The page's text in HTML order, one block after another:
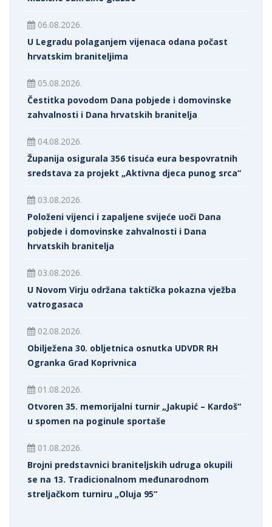
06.08.2026.
U Legradu polaganjem vijenaca odana počast
hrvatskim braniteljima
05.08.2026.
Čestitka povodom Dana pobjede i domovinske
zahvalnosti i Dana hrvatskih branitelja
04.08.2026.
Županija osigurala 356 tisuća eura bespovratnih
sredstava za projekt „Aktivna djeca punog srca“
03.08.2026.
Položeni vijenci i zapaljene svijeće uoči Dana
pobjede i domovinske zahvalnosti i Dana
hrvatskih branitelja
03.08.2026.
U Novom Virju održana taktička pokazna vježba
vatrogasaca
02.08.2026.
Obilježena 30. obljetnica osnutka UDVDR RH
Ogranka Grad Koprivnica
01.08.2026.
Otvoren 35. memorijalni turnir „Jakupić – Kardoš“
u spomen na poginule sportaše
01.08.2026.
Brojni predstavnici braniteljskih udruga okupili
se na 13. Tradicionalnom međunarodnom
streljačkom turniru „Oluja 95“